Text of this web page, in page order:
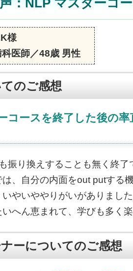
：NLP マスターコ
様
医師／48歳 男性
のご感想
コースを終了した後の
振り換えすることも無く終
、自分の内面をout putする
やいややりがいがありまし
へん恵まれて、学びも多く
ーについてのご感想